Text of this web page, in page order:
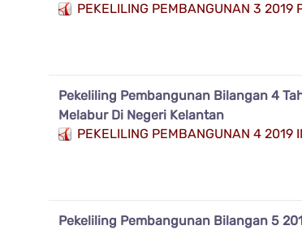
PEKELILING PEMBANGUNAN 3
Pekeliling Pembangunan Bilangan 4
Melabur Di Negeri Kelantan
PEKELILING PEMBANGUNAN 4 2019
Pekeliling Pembangunan Bilangan 5